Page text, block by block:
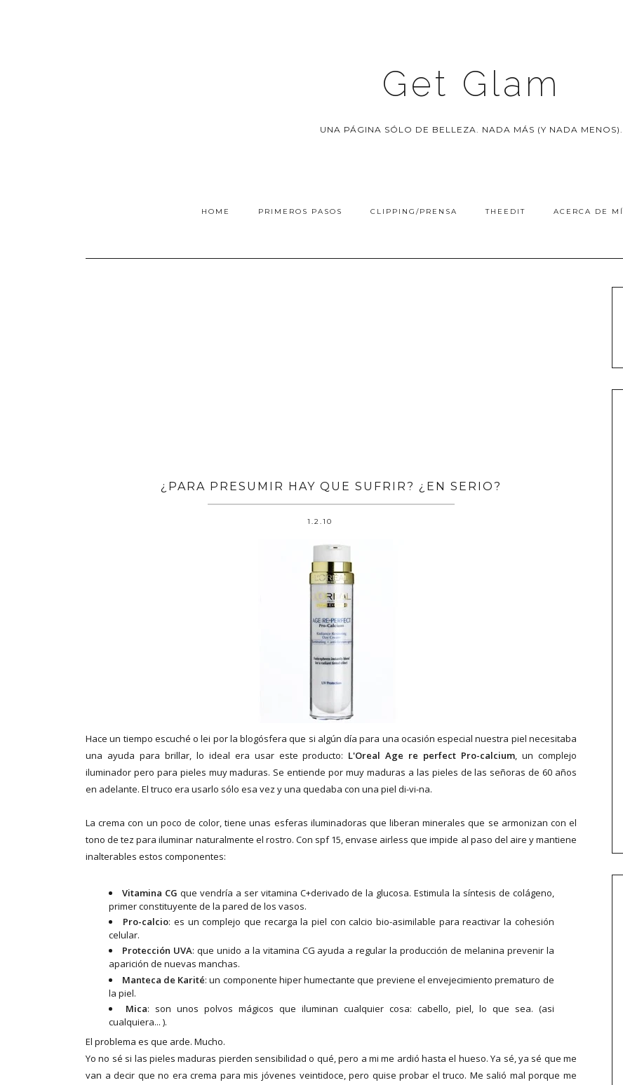
Get Glam
UNA PÁGINA SÓLO DE BELLEZA. NADA MÁS (Y NADA MENOS).
HOME PRIMEROS PASOS CLIPPING/PRENSA THEEDIT ACERCA DE MÍ
¿PARA PRESUMIR HAY QUE SUFRIR? ¿EN SERIO?
1.2.10
Hace un tiempo escuché o lei por la blogósfera que si algún día para una ocasión especial nuestra piel necesitaba
una ayuda para brillar, lo ideal era usar este producto: L'Oreal Age re perfect Pro-calcium, un complejo
iluminador pero para pieles muy maduras. Se entiende por muy maduras a las pieles de las señoras de 60 años
en adelante. El truco era usarlo sólo esa vez y una quedaba con una piel di-vi-na.
La crema con un poco de color, tiene unas esferas iluminadoras que liberan minerales que se armonizan con el
tono de tez para iluminar naturalmente el rostro. Con spf 15, envase airless que impide al paso del aire y mantiene
inalterables estos componentes:
Vitamina CG que vendría a ser vitamina C+derivado de la glucosa. Estimula la síntesis de colágeno,
primer constituyente de la pared de los vasos.
Pro-calcio: es un complejo que recarga la piel con calcio bio-asimilable para reactivar la cohesión
celular.
Protección UVA: que unido a la vitamina CG ayuda a regular la producción de melanina prevenir la
aparición de nuevas manchas.
Manteca de Karité: un componente hiper humectante que previene el envejecimiento prematuro de
la piel.
Mica: son unos polvos mágicos que iluminan cualquier cosa: cabello, piel, lo que sea. (asi
cualquiera... ).
El problema es que arde. Mucho.
Yo no sé si las pieles maduras pierden sensibilidad o qué, pero a mi me ardió hasta el hueso. Ya sé, ya sé que me
van a decir que no era crema para mis jóvenes veintidoce, pero quise probar el truco. Me salió mal porque me